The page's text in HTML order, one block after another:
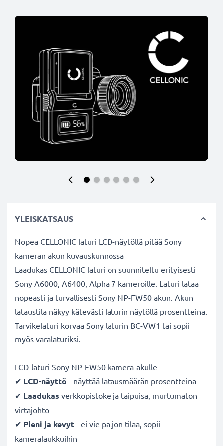
YLEISKATSAUS
Nopea CELLONIC laturi LCD-näytöllä pitää Sony
kameran akun kuvauskunnossa
Laadukas CELLONIC laturi on suunniteltu erityisesti
Sony A6000, A6400, Alpha 7 kameroille. Laturi lataa
nopeasti ja turvallisesti Sony NP-FW50 akun. Akun
lataustila näkyy kätevästi laturin näytöllä prosentteina.
Tarvikelaturi korvaa Sony laturin BC-VW1 tai sopii
myös varalaturiksi.
LCD-laturi Sony NP-FW50 kamera-akulle
✔ LCD-näyttö - näyttää latausmäärän prosentteina
✔ Laadukas verkkopistoke ja taipuisa, murtumaton
virtajohto
✔ Pieni ja kevyt - ei vie paljon tilaa, sopii
kameralaukkuihin